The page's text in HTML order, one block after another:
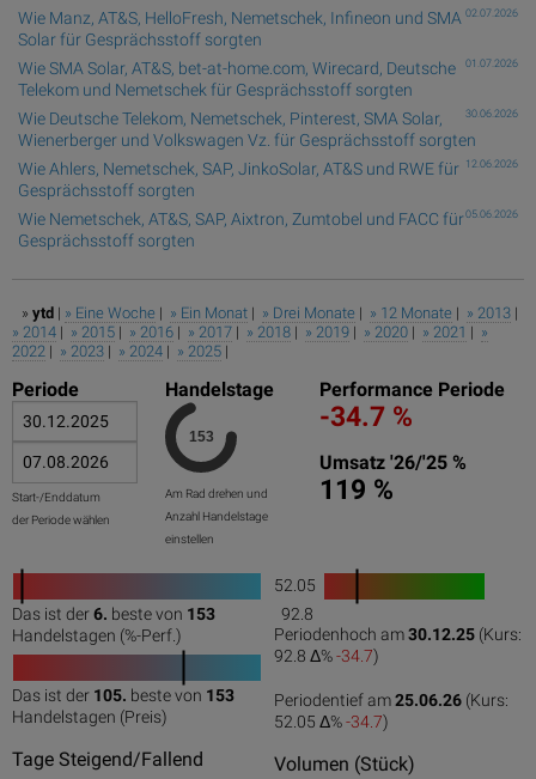
02.07.2026
Wie Manz, AT&S, HelloFresh, Nemetschek, Infineon und SMA
Solar für Gesprächsstoff sorgten
01.07.2026
Wie SMA Solar, AT&S, bet-at-home.com, Wirecard, Deutsche
Telekom und Nemetschek für Gesprächsstoff sorgten
30.06.2026
Wie Deutsche Telekom, Nemetschek, Pinterest, SMA Solar,
Wienerberger und Volkswagen Vz. für Gesprächsstoff sorgten
12.06.2026
Wie Ahlers, Nemetschek, SAP, JinkoSolar, AT&S und RWE für
Gesprächsstoff sorgten
05.06.2026
Wie Nemetschek, AT&S, SAP, Aixtron, Zumtobel und FACC für
Gesprächsstoff sorgten
» ytd | » Eine Woche | » Ein Monat | » Drei Monate | » 12 Monate | » 2013 |
» 2014 | » 2015 | » 2016 | » 2017 | » 2018 | » 2019 | » 2020 | » 2021 | »
2022 | » 2023 | » 2024 | » 2025 |
Periode
Start-/Enddatum
der Periode wählen
Handelstage
Am Rad drehen und
Anzahl Handelstage
einstellen
Performance Periode
-34.7 %
Umsatz '26/'25 %
119 %
0 50
Das ist der6. beste von 153
Handelstagen (%-Perf.)
0 50
Das ist der 105. beste von 153
Handelstagen (Preis)
Tage Steigend/Fallend
52.05
1
0 100
92.8
Periodenhoch am30.12.25 (Kurs:
92.8 Δ%-34.7)
Periodentief am25.06.26 (Kurs:
52.05 Δ%-34.7)
Volumen (Stück)